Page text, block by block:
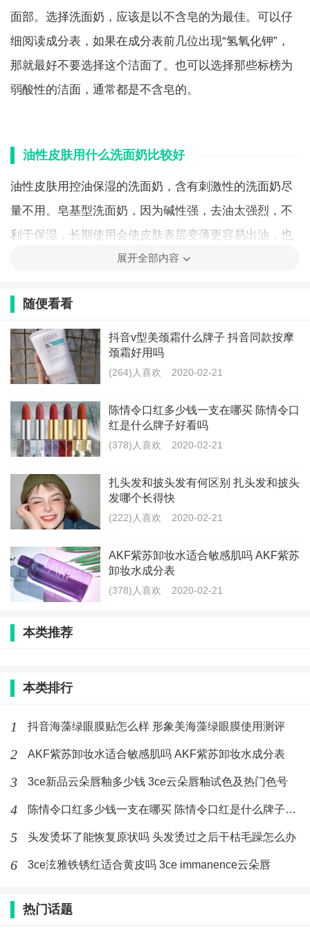
面部。选择洗面奶，应该是以不含皂的为最佳。可以仔
细阅读成分表，如果在成分表前几位出现“氢氧化钾”，
那就最好不要选择这个洁面了。也可以选择那些标榜为
弱酸性的洁面，通常都是不含皂的。
油性皮肤用什么洗面奶比较好
油性皮肤用控油保湿的洗面奶，含有刺激性的洗面奶尽
量不用。皂基型洗面奶，因为碱性强，去油太强烈，不
利于保湿，长期使用会使皮肤表层变薄更容易出油，也
不能用。而氨基酸洗面奶，性情温和，没有刺激性又能
可以长期使用。
标签： 洗面奶 使用
最新文章
陈情令口红多少钱一支在哪买 陈情令口
红是什么牌子好看吗
(279)人喜欢 2020-02-21
抖音v型美颈霜什么牌子 抖音同款按摩
颈霜好用吗
(183)人喜欢 2020-02-21
阿玛尼蓝标粉底液值得入手吗 阿玛尼蓝
标粉底液色号选择攻略
展开全部内容
随便看看
抖音v型美颈霜什么牌子 抖音同款按摩
颈霜好用吗
(264)人喜欢 2020-02-21
陈情令口红多少钱一支在哪买 陈情令口
红是什么牌子好看吗
(378)人喜欢 2020-02-21
扎头发和披头发有何区别 扎头发和披头
发哪个长得快
(222)人喜欢 2020-02-21
AKF紫苏卸妆水适合敏感肌吗 AKF紫苏
卸妆水成分表
(378)人喜欢 2020-02-21
本类推荐
本类排行
1 抖音海藻绿眼膜贴怎么样 形象美海藻绿眼膜使用测评
2 AKF紫苏卸妆水适合敏感肌吗 AKF紫苏卸妆水成分表
3 3ce新品云朵唇釉多少钱 3ce云朵唇釉试色及热门色号
4 陈情令口红多少钱一支在哪买 陈情令口红是什么牌子好看吗
5 头发烫坏了能恢复原状吗 头发烫过之后干枯毛躁怎么办
6 3ce泫雅铁锈红适合黄皮吗 3ce immanence云朵唇
热门话题